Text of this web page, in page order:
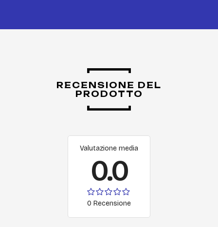
RECENSIONE DEL
PRODOTTO
Valutazione media
0.0
0 Recensione